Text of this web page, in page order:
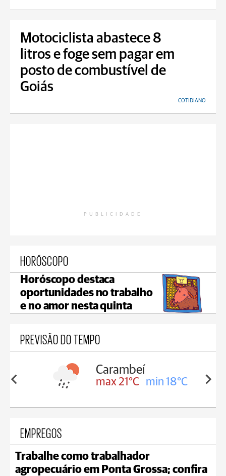
Motociclista abastece 8
litros e foge sem pagar em
posto de combustível de
Goiás
COTIDIANO
PUBLICIDADE
HORÓSCOPO
Horóscopo destaca
oportunidades no trabalho
e no amor nesta quinta
PREVISÃO DO TEMPO
18°C
Carambeí
max 21°C min 18°C
EMPREGOS
Trabalhe como trabalhador
agropecuário em Ponta Grossa; confira